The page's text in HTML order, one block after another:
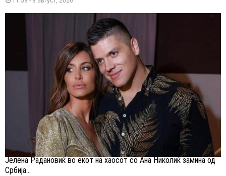
Јелена Радановиќ во екот на хаосот со Ана Николиќ замина од
Србија...